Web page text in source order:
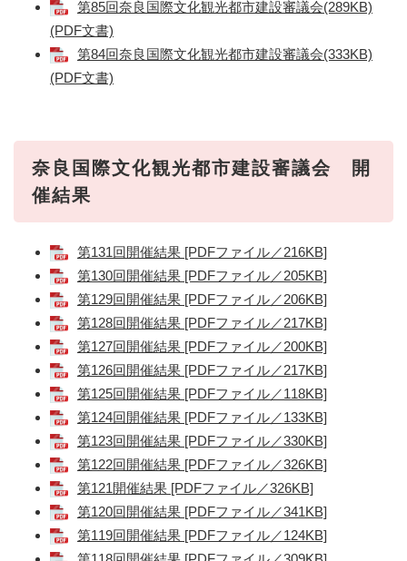
第85回奈良国際文化観光都市建設審議会(289KB)
(PDF文書)
第84回奈良国際文化観光都市建設審議会(333KB)
(PDF文書)
奈良国際文化観光都市建設審議会​ 開
催結果
第131回開催結果 [PDFファイル／216KB]
第130回開催結果 [PDFファイル／205KB]
第129回開催結果 [PDFファイル／206KB]
第128回開催結果 [PDFファイル／217KB]
第127回開催結果 [PDFファイル／200KB]
第126回開催結果 [PDFファイル／217KB]
第125回開催結果 [PDFファイル／118KB]
第124回開催結果 [PDFファイル／133KB]
第123回開催結果 [PDFファイル／330KB]
第122回開催結果 [PDFファイル／326KB]
第121開催結果 [PDFファイル／326KB]
第120回開催結果 [PDFファイル／341KB]
第119回開催結果 [PDFファイル／124KB]